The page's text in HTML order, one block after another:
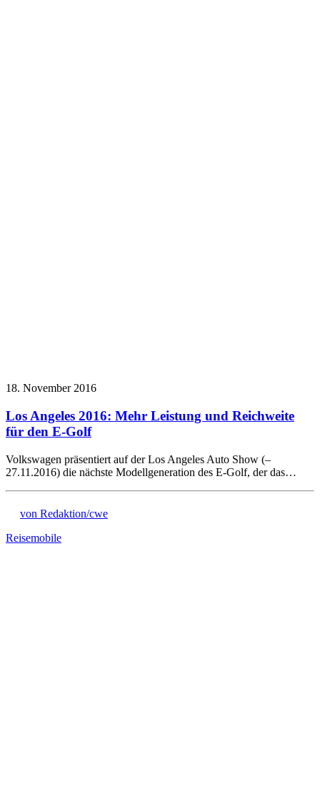
18. November 2016
Los Angeles 2016: Mehr Leistung und Reichweite
für den E-Golf
Volkswagen präsentiert auf der Los Angeles Auto Show (–
27.11.2016) die nächste Modellgeneration des E-Golf, der das…
von Redaktion/cwe
Reisemobile